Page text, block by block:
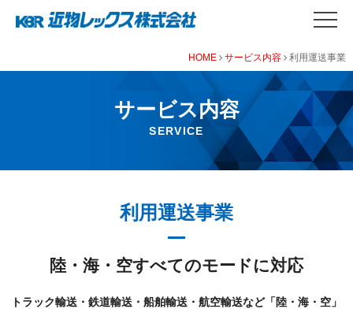
HOME サービス内容 利用運送事業
サービス内容
SERVICE
利⽤運送事業
陸・海・空すべてのモードに対応
トラック輸送・鉄道輸送・船舶輸送・航空輸送など「陸・海・空」